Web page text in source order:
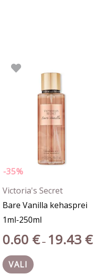
-35%
Victoria's Secret
Bare Vanilla kehasprei
1ml-250ml
0.60 € – 19.43 €
VALI
tootel
on
mitu
varianti.
Valikuid
saab
teha